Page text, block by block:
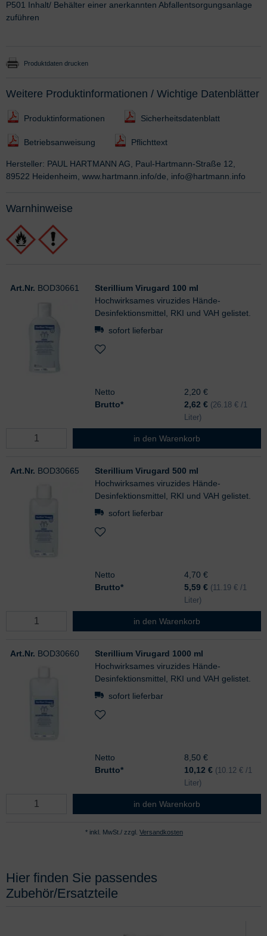
P501 Inhalt/ Behälter einer anerkannten Abfallentsorgungsanlage
zuführen
Produktdaten drucken
Weitere Produktinformationen / Wichtige Datenblätter
Produktinformationen Sicherheitsdatenblatt
Betriebsanweisung Pflichttext
Hersteller: PAUL HARTMANN AG, Paul-Hartmann-Straße 12,
89522 Heidenheim, www.hartmann.info/de, info@hartmann.info
Warnhinweise
Art.Nr. BOD30661
Sterillium Virugard 100 ml
Hochwirksames viruzides Hände-
Desinfektionsmittel, RKI und VAH gelistet.
sofort lieferbar
Netto
2,20 €
Brutto*
2,62 € (26.18 € /1
Liter)
in den Warenkorb
Art.Nr. BOD30665
Sterillium Virugard 500 ml
Hochwirksames viruzides Hände-
Desinfektionsmittel, RKI und VAH gelistet.
sofort lieferbar
Netto
4,70 €
Brutto*
5,59 € (11.19 € /1
Liter)
in den Warenkorb
Art.Nr. BOD30660
Sterillium Virugard 1000 ml
Hochwirksames viruzides Hände-
Desinfektionsmittel, RKI und VAH gelistet.
sofort lieferbar
Netto
8,50 €
Brutto*
10,12 € (10.12 € /1
Liter)
Sterillium Virugard 1000 ml
in den Warenkorb
* inkl. MwSt./ zzgl. Versandkosten
Hier finden Sie passendes
Zubehör/Ersatzteile